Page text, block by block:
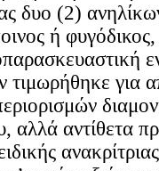
δυο (2)
ή
τιμωρήθηκε για
αλλά αντίθετα